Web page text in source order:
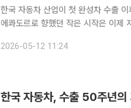
한국 자동차 산업이 첫 완성차 수출
에콰도르로 향했던 작은 시작은 이제
7654만8569대로 집계됐다. 1976
2026-05-12 11:24
한국 자동차, 수출 50주년